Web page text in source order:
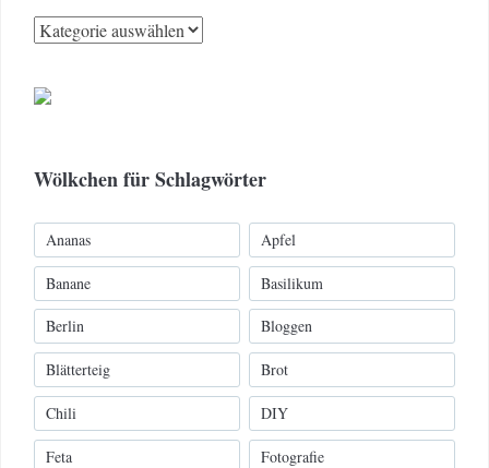
Kategorien
Wölkchen für Schlagwörter
Ananas Apfel
Banane Basilikum
Berlin Bloggen
Blätterteig Brot
Chili DIY
Feta Fotografie